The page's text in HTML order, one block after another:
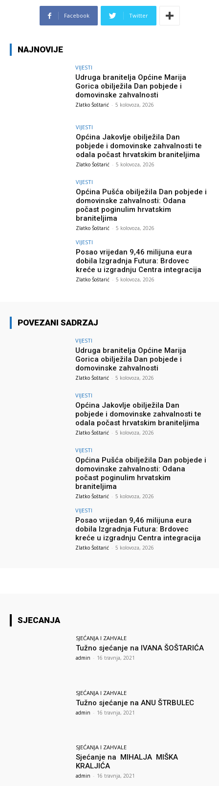
Facebook Twitter
NAJNOVIJE
VIJESTI
Udruga branitelja Općine Marija
Gorica obilježila Dan pobjede i
domovinske zahvalnosti
Zlatko Šoštarić - 5 kolovoza, 2026
VIJESTI
Općina Jakovlje obilježila Dan
pobjede i domovinske zahvalnosti te
odala počast hrvatskim braniteljima
Zlatko Šoštarić - 5 kolovoza, 2026
VIJESTI
Općina Pušća obilježila Dan pobjede i
domovinske zahvalnosti: Odana
počast poginulim hrvatskim
braniteljima
Zlatko Šoštarić - 5 kolovoza, 2026
VIJESTI
Posao vrijedan 9,46 milijuna eura
dobila Izgradnja Futura: Brdovec
kreće u izgradnju Centra integracija
Zlatko Šoštarić - 5 kolovoza, 2026
POVEZANI SADRZAJ
VIJESTI
Udruga branitelja Općine Marija
Gorica obilježila Dan pobjede i
domovinske zahvalnosti
Zlatko Šoštarić - 5 kolovoza, 2026
VIJESTI
Općina Jakovlje obilježila Dan
pobjede i domovinske zahvalnosti te
odala počast hrvatskim braniteljima
Zlatko Šoštarić - 5 kolovoza, 2026
VIJESTI
Općina Pušća obilježila Dan pobjede i
domovinske zahvalnosti: Odana
počast poginulim hrvatskim
braniteljima
Zlatko Šoštarić - 5 kolovoza, 2026
VIJESTI
Posao vrijedan 9,46 milijuna eura
dobila Izgradnja Futura: Brdovec
kreće u izgradnju Centra integracija
Zlatko Šoštarić - 5 kolovoza, 2026
SJECANJA
SJEĆANJA I ZAHVALE
Tužno sjećanje na IVANA ŠOŠTARIĆA
admin - 16 travnja, 2021
SJEĆANJA I ZAHVALE
Tužno sjećanje na ANU ŠTRBULEC
admin - 16 travnja, 2021
SJEĆANJA I ZAHVALE
Sjećanje na MIHALJA MIŠKA
KRALJIĆA
admin - 16 travnja, 2021